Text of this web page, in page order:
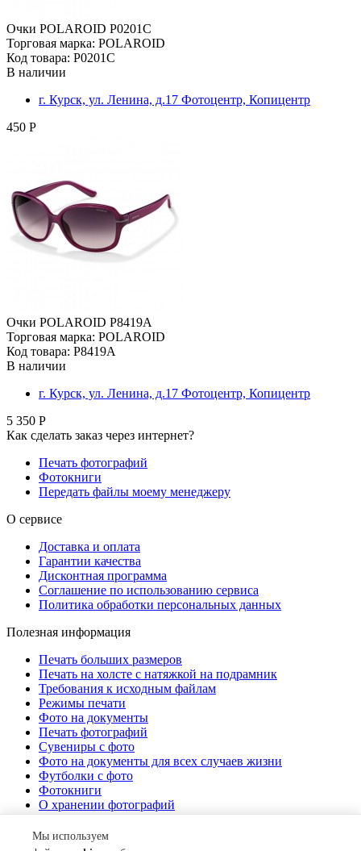
Очки POLAROID P0201C
Торговая марка: POLAROID
Код товара: P0201C
В наличии
г. Курск, ул. Ленина, д.17 Фотоцентр, Копицентр
450 Р
Очки POLAROID P8419A
Торговая марка: POLAROID
Код товара: P8419A
В наличии
г. Курск, ул. Ленина, д.17 Фотоцентр, Копицентр
5 350 Р
Мы используем
Как сделать заказ через интернет?
Печать фотографий
Фотокниги
Передать файлы моему менеджеру
О сервисе
Доставка и оплата
Гарантии качества
Дисконтная программа
Соглашение по использованию сервиса
Политика обработки персональных данных
Полезная информация
Печать больших размеров
Печать на холсте c натяжкой на подрамник
Требования к исходным файлам
Режимы печати
Фото на документы
Печать фотографий
Сувениры с фото
Фото на документы для всех случаев жизни
Футболки с фото
Фотокниги
О хранении фотографий
Стоимость услуг
О компании